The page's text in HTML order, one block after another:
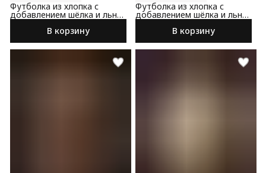
Футболка из хлопка с
добавлением шёлка и льна
черного цвета
В корзину
Футболка из хлопка с
добавлением шёлка и льна
бежевого цвета
В корзину